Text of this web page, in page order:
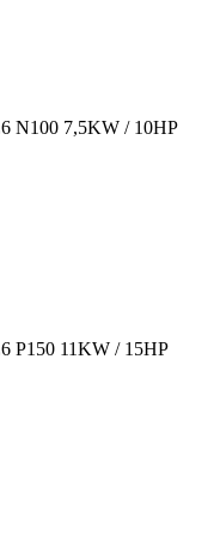
N100 7,5KW / 10HP
11KW / 15HP